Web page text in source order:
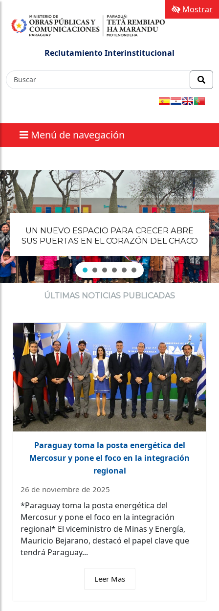
Reclutamiento Interinstitucional
Menú de navegación
Mostrar
UN NUEVO ESPACIO PARA CRECER ABRE
SUS PUERTAS EN EL CORAZÓN DEL CHACO
ÚLTIMAS NOTICIAS PUBLICADAS
Paraguay toma la posta energética del
Mercosur y pone el foco en la integración
regional
26 de noviembre de 2025
*Paraguay toma la posta energética del
Mercosur y pone el foco en la integración
regional* El viceministro de Minas y Energía,
Mauricio Bejarano, destacó el papel clave que
tendrá Paraguay...
Leer Mas